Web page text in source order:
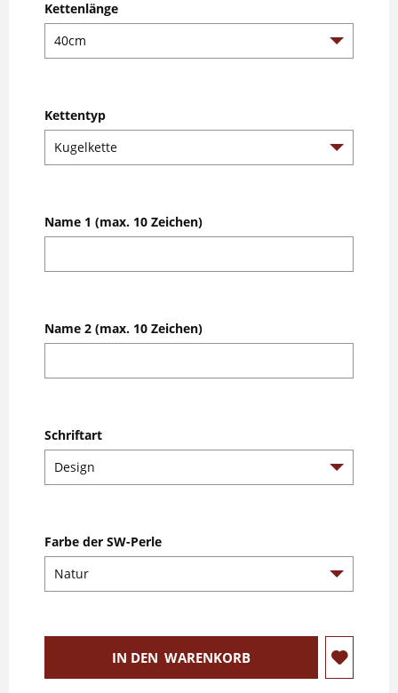
Kettenlänge
Kettentyp
Name 1 (max. 10 Zeichen)
Name 2 (max. 10 Zeichen)
Schriftart
Farbe der SW-Perle
IN DEN WARENKORB